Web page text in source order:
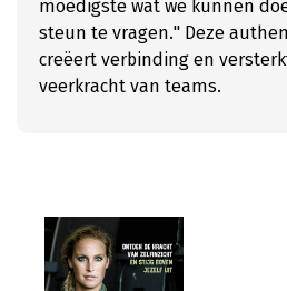
moedigste wat we kunnen
steun te vragen." Deze
creëert verbinding en
veerkracht van teams.